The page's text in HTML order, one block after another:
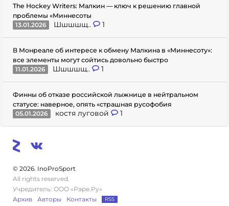
The Hockey Writers: Малкин — ключ к решению главной
проблемы «Миннесоты
13.01.2026
Шшшшщ.. 1
В Монреале об интересе к обмену Малкина в «Миннесоту»:
все элементы могут сойтись довольно быстро
11.01.2026
Шшшшщ.. 1
Финны об отказе российской лыжнице в нейтральном
статусе: наверное, опять «страшная русофобия
05.01.2026
костя луговой 1
© 2026. InoProSport
All rights reserved.
Учредитель: ООО «Раре.Ру»
Архив
Авторы Контакты RSS